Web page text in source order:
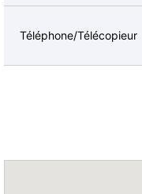
Téléphone/Télécopieur